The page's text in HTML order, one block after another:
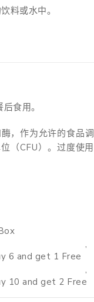
料或水中。
食用。
，作为允许的食品调
（CFU）。过度使用
,
6 and get 1 Free
,
10 and get 2 Free